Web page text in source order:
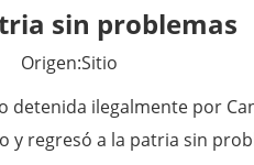
sin problemas
Origen:Sitio
detenida ilegalmente por
y regresó a la patria sin